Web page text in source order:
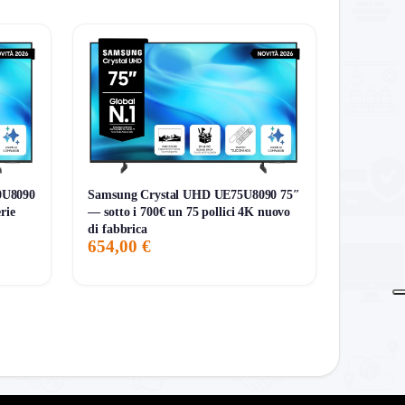
Samsung Crystal UHD UE75U8090 75″
— sotto i 700€ un 75 pollici 4K nuovo
di fabbrica
654,00 €